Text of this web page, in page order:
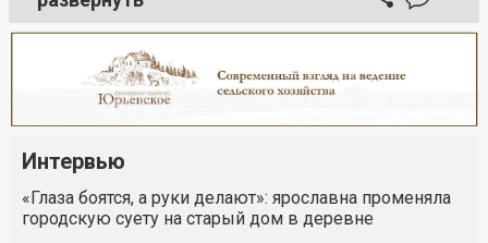
Интервью
«Глаза боятся, а руки делают»: ярославна променяла
городскую суету на старый дом в деревне